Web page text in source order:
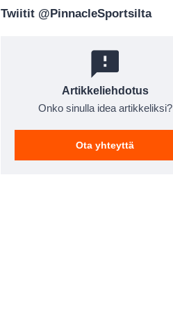
Twiitit @PinnacleSportsilta
Artikkeliehdotus
Onko sinulla idea artikkeliksi?
Ota yhteyttä